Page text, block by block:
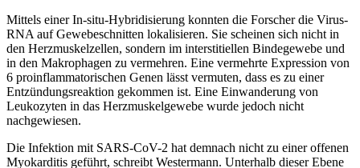
Mittels einer In-situ-Hybridisierung konnten die Forscher die Virus-
RNA auf Gewebe­schnitten lokalisieren. Sie scheinen sich nicht in
den Herzmuskelzellen, sondern im interstitiellen Bindegewebe und
in den Makrophagen zu vermehren. Eine vermehrte Expression von
6 proinflammatorischen Genen lässt vermuten, dass es zu einer
Entzün­dungsreaktion gekommen ist. Eine Einwanderung von
Leukozyten in das Herzmuskel­gewebe wurde jedoch nicht
nachgewiesen.
Die Infektion mit SARS-CoV-2 hat demnach nicht zu einer offenen
Myokarditis geführt, schreibt Westermann. Unterhalb dieser Ebene